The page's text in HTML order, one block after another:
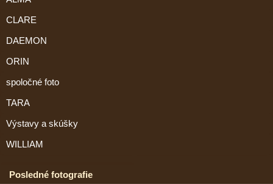
CLARE
DAEMON
ORIN
spoločné foto
TARA
Výstavy a skúšky
WILLIAM
Posledné fotografie